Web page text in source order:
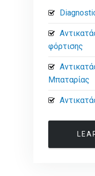
φόρτισης
Μπαταρίας